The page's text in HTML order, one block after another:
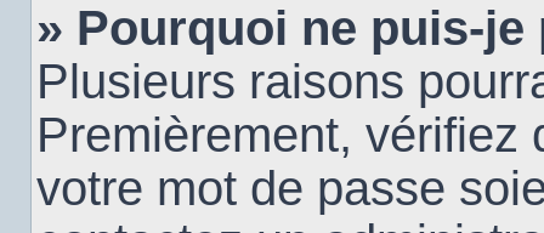
» Pourquoi ne puis-
Plusieurs raisons
Premièrement, vérifiez
votre mot de passe